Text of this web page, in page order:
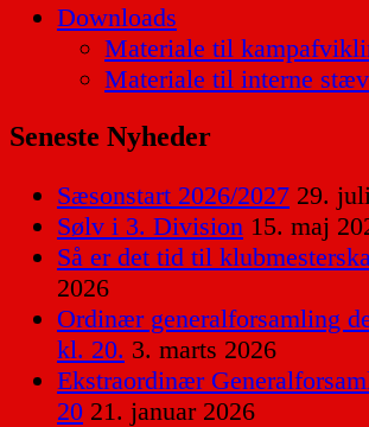
Downloads
Materiale til
Materiale til interne
Seneste Nyheder
Sæsonstart 2026/2027 29.
Sølv i 3. Division 15. maj
Så er det tid til
2026
Ordinær generalforsamling
kl. 20. 3. marts 2026
Ekstraordinær
20 21. januar 2026